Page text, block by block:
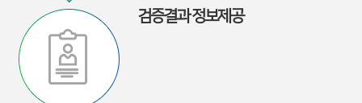
검증결과 정보제공